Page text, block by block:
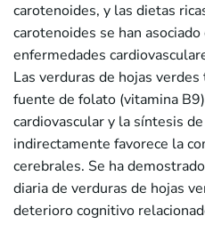
carotenoides, y las dietas
carotenoides se han
enfermedades
Las verduras de hojas
fuente de folato (vitamina
cardiovascular y la síntesis
indirectamente favorece la
cerebrales. Se ha
diaria de verduras de hojas
deterioro cognitivo